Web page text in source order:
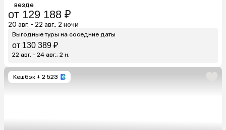
везде
от 129 188 ₽
20 авг. - 22 авг., 2 ночи
Выгодные туры на соседние даты
от 130 389 ₽
22 авг. - 24 авг., 2 н.
Кешбэк + 2 523